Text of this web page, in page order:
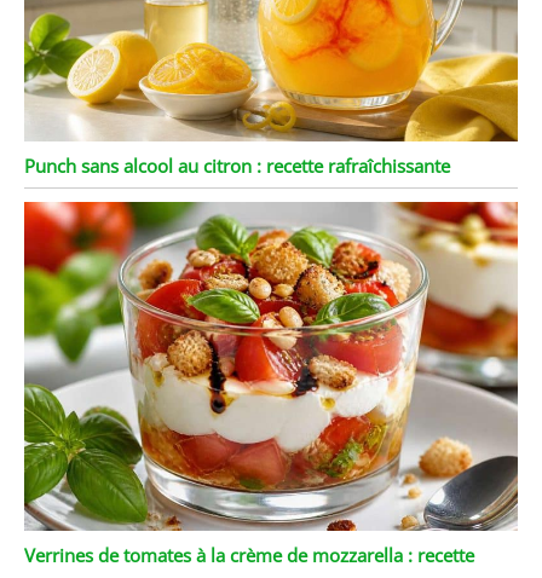
Punch sans alcool au citron : recette rafraîchissante
Verrines de tomates à la crème de mozzarella : recette